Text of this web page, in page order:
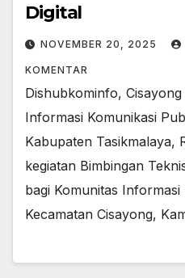
Digital
NOVEMBER 20, 2025
KOMENTAR
Dishubkominfo, Cisayong
Informasi Komunikasi
Kabupaten Tasikmalaya,
kegiatan Bimbingan
bagi Komunitas
Kecamatan Cisayong,